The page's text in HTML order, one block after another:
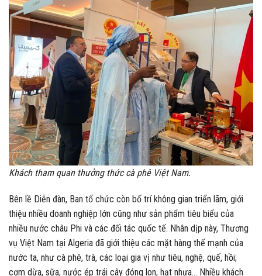
Khách tham quan thưởng thức cà phê Việt Nam.
Bên lề Diễn đàn, Ban tổ chức còn bố trí không gian triển lãm, giới
thiệu nhiều doanh nghiệp lớn cũng như sản phẩm tiêu biểu của
nhiều nước châu Phi và các đối tác quốc tế. Nhân dịp này, Thương
vụ Việt Nam tại Algeria đã giới thiệu các mặt hàng thế mạnh của
nước ta, như cà phê, trà, các loại gia vị như tiêu, nghệ, quế, hồi;
cơm dừa, sữa, nước ép trái cây đóng lon, hạt nhựa… Nhiều khách